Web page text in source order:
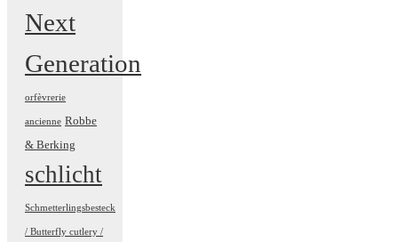
Next
Generation
orfèvrerie
ancienne Robbe
& Berking
schlicht
Schmetterlingsbesteck
/ Butterfly cutlery /